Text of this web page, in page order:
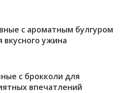
с ароматным булгуром
ужина
с брокколи для
впечатлений